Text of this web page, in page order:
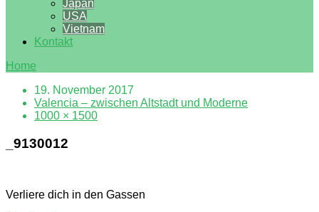
Japan
USA
Vietnam
Kontakt
Home
19. November 2017
Valencia – zwischen Altstadt und Moderne
1000 × 1500
_9130012
Verliere dich in den Gassen